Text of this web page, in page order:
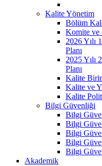
Kalite Yönetim
Bölüm
Komite ve
2026 Yılı
Planı
2025 Yılı
Planı
Kalite
Kalite ve
Kalite
Bilgi Güvenliği
Bilgi
Bilgi
Bilgi
Bilgi
Bilgi
Akademik